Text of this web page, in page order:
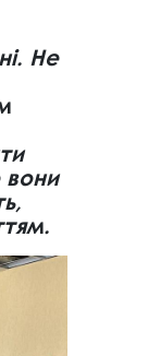
Не